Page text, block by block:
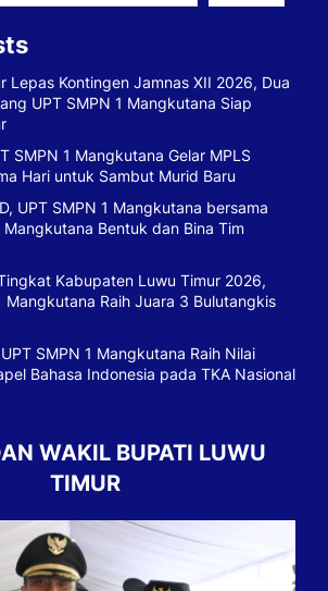
Lepas Kontingen Jamnas XII 2026, Dua
UPT SMPN 1 Mangkutana Siap
SMPN 1 Mangkutana Gelar MPLS
Hari untuk Sambut Murid Baru
UPT SMPN 1 Mangkutana bersama
Mangkutana Bentuk dan Bina Tim
Kabupaten Luwu Timur 2026,
Mangkutana Raih Juara 3 Bulutangkis
SMPN 1 Mangkutana Raih Nilai
Bahasa Indonesia pada TKA Nasional
WAKIL BUPATI LUWU
TIMUR